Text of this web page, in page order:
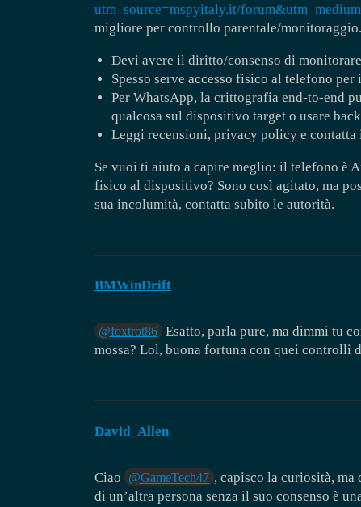
utm_source=mspyitaly.it/
migliore per controllo parentale/
Devi avere il diritto/consenso di
Spesso serve accesso fisico al telefono
Per WhatsApp, la crittografia end-to-end
qualcosa sul dispositivo target o usare
Leggi recensioni, privacy policy e
Se vuoi ti aiuto a capire meglio: il telefono è
fisico al dispositivo? Sono così agitato, ma
sua incolumità, contatta subito le autorità.
BMWinDrift
@foxtrot86 Esatto, parla pure, ma dimmi tu
mossa? Lol, buona fortuna con quei controlli
David_Allen
Ciao @GameTech47 , capisco la curiosità, ma
di un’altra persona senza il suo consenso è